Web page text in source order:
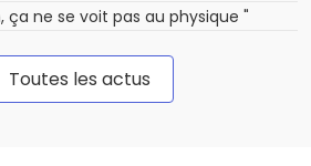
ça ne se voit pas au physique "
Toutes les actus